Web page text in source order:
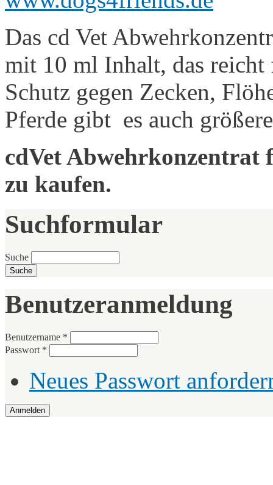
Das cd Vet
mit 10 ml Inhalt, das reicht
Schutz gegen Zecken,
Pferde gibt es auch
cdVet Abwehrkonzentrat
zu kaufen.
Suchformular
Suche
Benutzeranmeldung
Benutzername *
Passwort *
Neues Passwort